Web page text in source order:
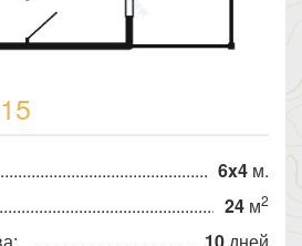
6x4 м.
24 м2
10 дней